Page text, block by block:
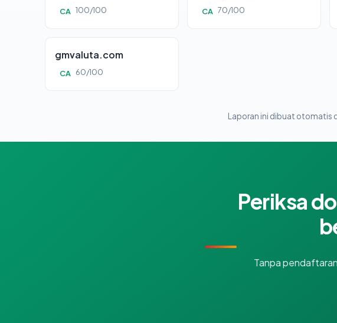
CA 100/100 CA 70/100
gmvaluta.com
CA 60/100
Laporan ini dibuat otomatis
Periksa
Tanpa